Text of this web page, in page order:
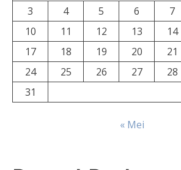
3
4 5 6 7
10
11 12 13 14
17
18 19 20 21
24
25 26 27 28
31
« Mei